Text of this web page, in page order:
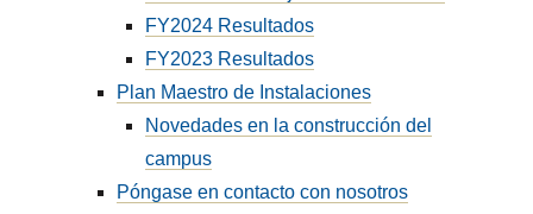
FY2024 Resultados
FY2023 Resultados
Plan Maestro de Instalaciones
Novedades en la construcción del
campus
Póngase en contacto con nosotros